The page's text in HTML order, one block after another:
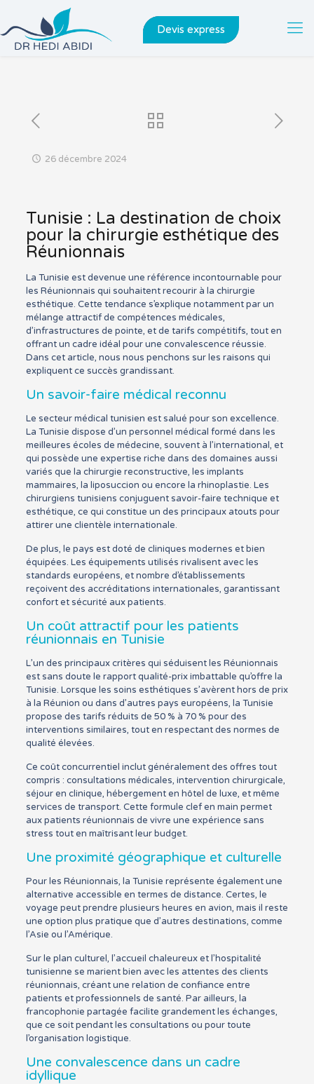
Devis express
26 décembre 2024
Tunisie : La destination de choix
pour la chirurgie esthétique des
Réunionnais
La Tunisie est devenue une référence incontournable pour
les Réunionnais qui souhaitent recourir à la chirurgie
esthétique. Cette tendance s’explique notamment par un
mélange attractif de compétences médicales,
d’infrastructures de pointe, et de tarifs compétitifs, tout en
offrant un cadre idéal pour une convalescence réussie.
Dans cet article, nous nous penchons sur les raisons qui
expliquent ce succès grandissant.
Un savoir-faire médical reconnu
Le secteur médical tunisien est salué pour son excellence.
La Tunisie dispose d’un personnel médical formé dans les
meilleures écoles de médecine, souvent à l’international, et
qui possède une expertise riche dans des domaines aussi
variés que la chirurgie reconstructive, les implants
mammaires, la liposuccion ou encore la rhinoplastie. Les
chirurgiens tunisiens conjuguent savoir-faire technique et
esthétique, ce qui constitue un des principaux atouts pour
attirer une clientèle internationale.
De plus, le pays est doté de cliniques modernes et bien
équipées. Les équipements utilisés rivalisent avec les
standards européens, et nombre d’établissements
reçoivent des accréditations internationales, garantissant
confort et sécurité aux patients.
Un coût attractif pour les patients
réunionnais en Tunisie
L’un des principaux critères qui séduisent les Réunionnais
est sans doute le rapport qualité-prix imbattable qu’offre la
Tunisie. Lorsque les soins esthétiques s’avèrent hors de prix
à la Réunion ou dans d’autres pays européens, la Tunisie
propose des tarifs réduits de 50 % à 70 % pour des
interventions similaires, tout en respectant des normes de
qualité élevées.
Ce coût concurrentiel inclut généralement des offres tout
compris : consultations médicales, intervention chirurgicale,
séjour en clinique, hébergement en hôtel de luxe, et même
services de transport. Cette formule clef en main permet
aux patients réunionnais de vivre une expérience sans
stress tout en maîtrisant leur budget.
Une proximité géographique et culturelle
Pour les Réunionnais, la Tunisie représente également une
alternative accessible en termes de distance. Certes, le
voyage peut prendre plusieurs heures en avion, mais il reste
une option plus pratique que d’autres destinations, comme
l’Asie ou l’Amérique.
Sur le plan culturel, l’accueil chaleureux et l’hospitalité
tunisienne se marient bien avec les attentes des clients
réunionnais, créant une relation de confiance entre
patients et professionnels de santé. Par ailleurs, la
francophonie partagée facilite grandement les échanges,
que ce soit pendant les consultations ou pour toute
l’organisation logistique.
Une convalescence dans un cadre
idyllique